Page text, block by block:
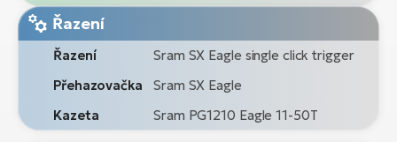
Řazení
Řazení
Sram SX Eagle single click trigger
Přehazovačka
Sram SX Eagle
Kazeta
Sram PG1210 Eagle 11-50T